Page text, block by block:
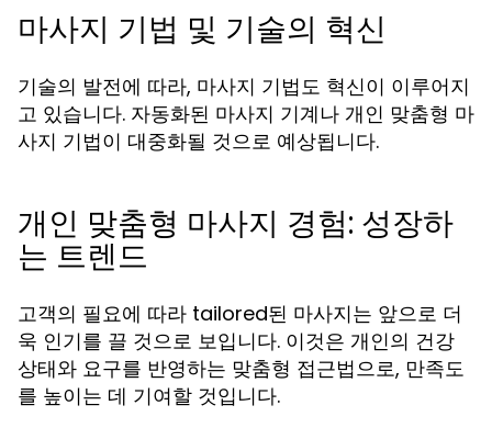
마사지 기법 및 기술의 혁신
기술의 발전에 따라, 마사지 기법도 혁신이 이루어지
고 있습니다. 자동화된 마사지 기계나 개인 맞춤형 마
사지 기법이 대중화될 것으로 예상됩니다.
개인 맞춤형 마사지 경험: 성장하
는 트렌드
고객의 필요에 따라 tailored된 마사지는 앞으로 더
욱 인기를 끌 것으로 보입니다. 이것은 개인의 건강
상태와 요구를 반영하는 맞춤형 접근법으로, 만족도
를 높이는 데 기여할 것입니다.